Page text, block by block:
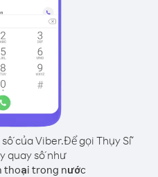
của Viber.Để gọi Thụy Sĩ
quay số như
thoại trong nước